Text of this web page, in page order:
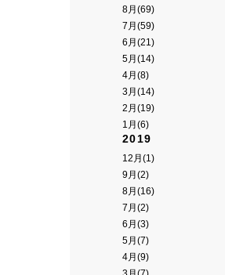
8月(69)
7月(59)
6月(21)
5月(14)
4月(8)
3月(14)
2月(19)
1月(6)
2019
12月(1)
9月(2)
8月(16)
7月(2)
6月(3)
5月(7)
4月(9)